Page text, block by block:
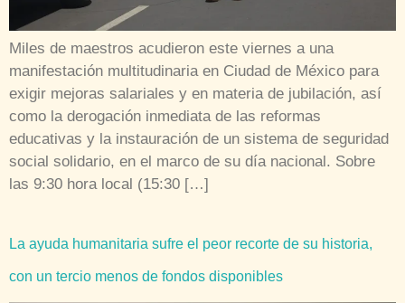
Miles de maestros acudieron este viernes a una
manifestación multitudinaria en Ciudad de México para
exigir mejoras salariales y en materia de jubilación, así
como la derogación inmediata de las reformas
educativas y la instauración de un sistema de seguridad
social solidario, en el marco de su día nacional. Sobre
las 9:30 hora local (15:30 […]
La ayuda humanitaria sufre el peor recorte de su historia,
con un tercio menos de fondos disponibles